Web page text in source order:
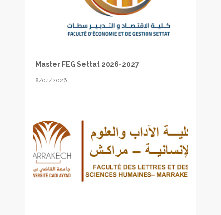
Master FEG Settat 2026-2027
8/04/2026